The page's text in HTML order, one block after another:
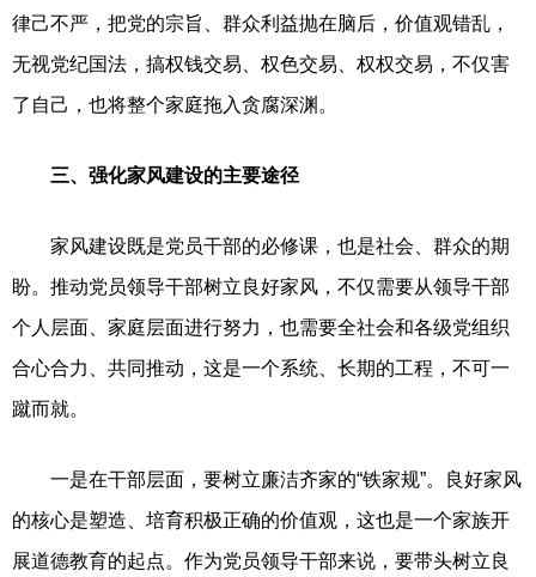
律己不严，把党的宗旨、群众利益抛在脑后，价值观错乱，
无视党纪国法，搞权钱交易、权色交易、权权交易，不仅害
了自己，也将整个家庭拖入贪腐深渊。
三、强化家风建设的主要途径
家风建设既是党员干部的必修课，也是社会、群众的期
盼。推动党员领导干部树立良好家风，不仅需要从领导干部
个人层面、家庭层面进行努力，也需要全社会和各级党组织
合心合力、共同推动，这是一个系统、长期的工程，不可一
蹴而就。
一是在干部层面，要树立廉洁齐家的“铁家规”。良好家风
的核心是塑造、培育积极正确的价值观，这也是一个家族开
展道德教育的起点。作为党员领导干部来说，要带头树立良